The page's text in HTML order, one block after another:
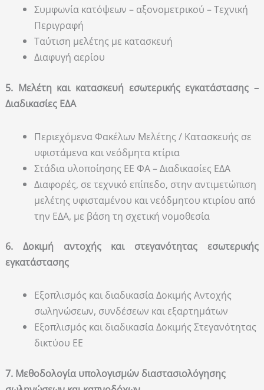
Συμφωνία κατόψεων – αξονομετρικού – Τεχνική
Περιγραφή
Ταύτιση μελέτης με κατασκευή
Διαφυγή αερίου
5. Μελέτη και κατασκευή εσωτερικής εγκατάστασης –
Διαδικασίες ΕΔΑ
Περιεχόμενα Φακέλων Μελέτης / Κατασκευής σε
υφιστάμενα και νεόδμητα κτίρια
Στάδια υλοποίησης ΕΕ ΦΑ – Διαδικασίες ΕΔΑ
Διαφορές, σε τεχνικό επίπεδο, στην αντιμετώπιση
μελέτης υφισταμένου και νεόδμητου κτιρίου από
την ΕΔΑ, με βάση τη σχετική νομοθεσία
6. Δοκιμή αντοχής και στεγανότητας εσωτερικής
εγκατάστασης
Εξοπλισμός και διαδικασία Δοκιμής Αντοχής
σωληνώσεων, συνδέσεων και εξαρτημάτων
Εξοπλισμός και διαδικασία Δοκιμής Στεγανότητας
δικτύου ΕΕ
7. Μεθοδολογία υπολογισμών διαστασιολόγησης